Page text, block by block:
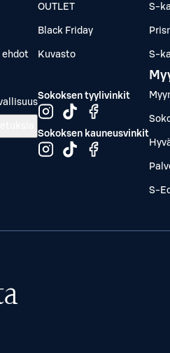
ehdot
OUTLET
Black Friday
Kuvasto
Sokoksen tyylivinkit
Sokoksen kauneusvinkit
S-
S-
S-